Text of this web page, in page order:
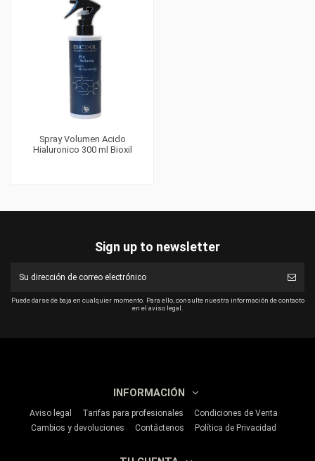
Spray Volumen Acido
Hialuronico 300 ml Bioxil
Sign up to newsletter
Puede darse de baja en cualquier momento. Para ello, consulte nuestra información de contacto
en el aviso legal.
INFORMACIÓN
Aviso legal Tarifas para profesionales
Condiciones de Venta
Cambios y devoluciones
Contáctenos Política de Privacidad